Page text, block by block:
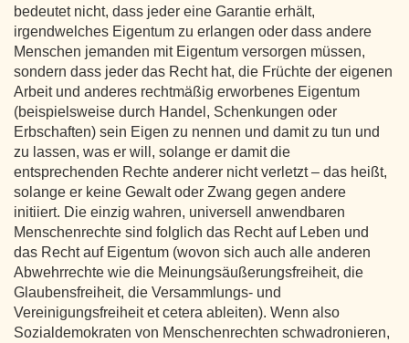
bedeutet nicht, dass jeder eine Garantie erhält,
irgendwelches Eigentum zu erlangen oder dass andere
Menschen jemanden mit Eigentum versorgen müssen,
sondern dass jeder das Recht hat, die Früchte der eigenen
Arbeit und anderes rechtmäßig erworbenes Eigentum
(beispielsweise durch Handel, Schenkungen oder
Erbschaften) sein Eigen zu nennen und damit zu tun und
zu lassen, was er will, solange er damit die
entsprechenden Rechte anderer nicht verletzt – das heißt,
solange er keine Gewalt oder Zwang gegen andere
initiiert. Die einzig wahren, universell anwendbaren
Menschenrechte sind folglich das Recht auf Leben und
das Recht auf Eigentum (wovon sich auch alle anderen
Abwehrrechte wie die Meinungsäußerungsfreiheit, die
Glaubensfreiheit, die Versammlungs- und
Vereinigungsfreiheit et cetera ableiten). Wenn also
Sozialdemokraten von Menschenrechten schwadronieren,